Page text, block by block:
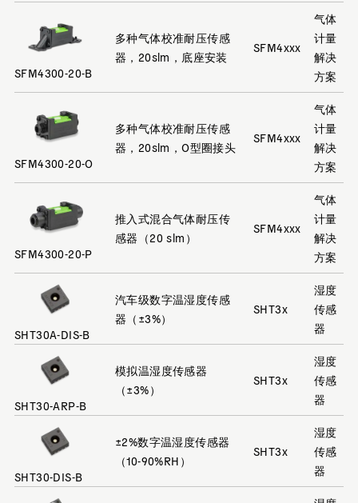
SFM4300-20-B
多种气体校准耐压传感
器，20slm，底座安装
SFM4xxx
气体
计量
解决
方案
SFM4300-20-O
多种气体校准耐压传感
器，20slm，O型圈接头
SFM4xxx
气体
计量
解决
方案
SFM4300-20-P
推入式混合气体耐压传
感器（20 slm）
SFM4xxx
气体
计量
解决
方案
SHT30A-DIS-B
汽车级数字温湿度传感
器（±3%）
SHT3x
湿度
传感
器
SHT30-ARP-B
模拟温湿度传感器
（±3%）
SHT3x
湿度
传感
器
SHT30-DIS-B
±2%数字温湿度传感器
（10-90%RH）
SHT3x
湿度
传感
器